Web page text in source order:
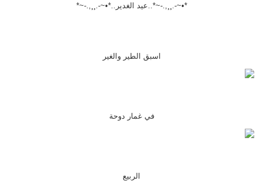
*•~-.¸¸,.-~*..عيد الغدير..*•~-.¸¸,.-~*
اسبق الطير والغير
في غمار دوحة
الربيع